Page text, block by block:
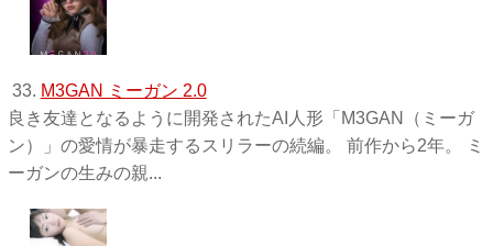
33. M3GAN ミーガン 2.0
良き友達となるように開発されたAI人形「M3GAN（ミーガ
ン）」の愛情が暴走するスリラーの続編。 前作から2年。 ミ
ーガンの生みの親...